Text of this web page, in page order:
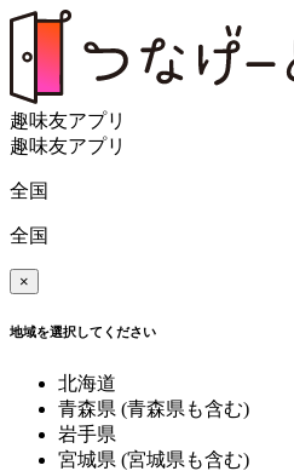
趣味友アプリ
趣味友アプリ
全国
全国
×
地域を選択してください
北海道
青森県 (青森県も含む)
岩手県
宮城県 (宮城県も含む)